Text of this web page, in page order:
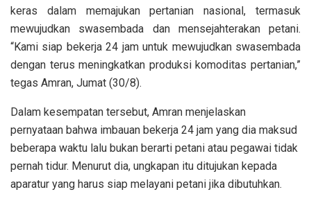
keras dalam memajukan pertanian nasional, termasuk
mewujudkan swasembada dan mensejahterakan petani.
“Kami siap bekerja 24 jam untuk mewujudkan swasembada
dengan terus meningkatkan produksi komoditas pertanian,”
tegas Amran, Jumat (30/8).
Dalam kesempatan tersebut, Amran menjelaskan
pernyataan bahwa imbauan bekerja 24 jam yang dia maksud
beberapa waktu lalu bukan berarti petani atau pegawai tidak
pernah tidur. Menurut dia, ungkapan itu ditujukan kepada
aparatur yang harus siap melayani petani jika dibutuhkan.